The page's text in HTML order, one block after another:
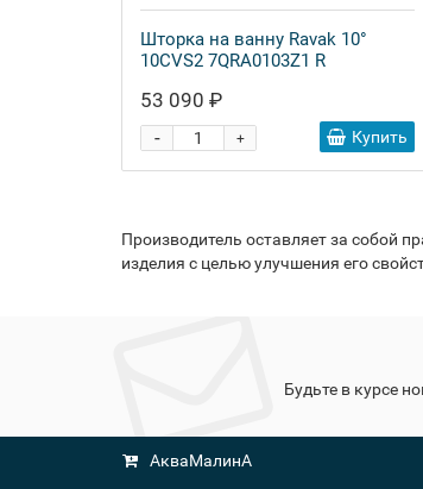
Шторка на ванну Ravak 10°
10CVS2 7QRA0103Z1 R
53 090 ₽
+
- Купить
Производитель оставляет за собой
изделия с целью улучшения его
Будьте в курсе
АкваМалинА